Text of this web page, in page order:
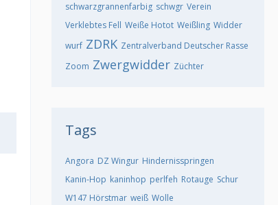
schwarzgrannenfarbig schwgr Verein
Verklebtes Fell Weiße Hotot Weißling Widder
wurf ZDRK Zentralverband Deutscher Rasse
Zoom Zwergwidder Züchter
Tags
Angora DZ Wingur Hindernisspringen
Kanin-Hop kaninhop perlfeh Rotauge Schur
W147 Hörstmar weiß Wolle